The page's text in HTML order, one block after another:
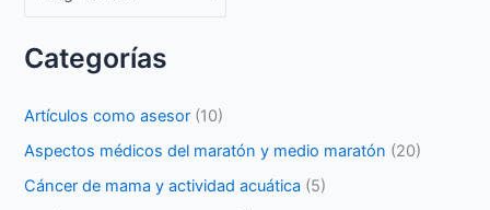
Categorías
Artículos como asesor (10)
Aspectos médicos del maratón y medio maratón (20)
Cáncer de mama y actividad acuática (5)